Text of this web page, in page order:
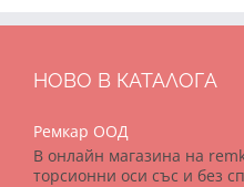
НОВО В КАТАЛОГА
Ремкар ООД
В онлайн магазина на
торсионни оси със и без